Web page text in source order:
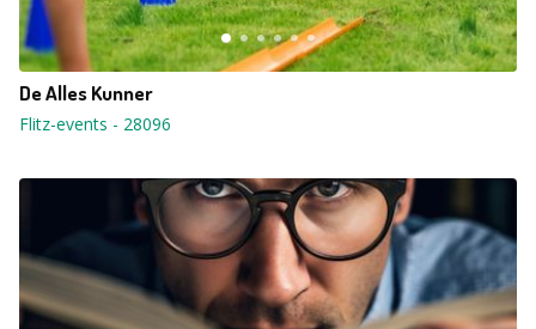
De Alles Kunner
Flitz-events - 28096